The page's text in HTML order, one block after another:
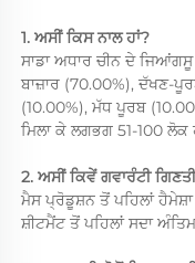
1. ਅਸੀਂ ਕਿਸ ਨਾਲ ਹਾਂ?
ਸਾਡਾ ਅਧਾਰ ਚੀਨ ਦੇ
ਬਾਜ਼ਾਰ (70.00%), ਦੱਖਣ-
(10.00%), ਮੱਧ ਪੂਰਬ
ਮਿਲਾ ਕੇ ਲਗਭਗ 51-100 ਲੋਕ
2. ਅਸੀਂ ਕਿਵੇਂ ਗਵਾਰੰਟੀ
ਮੈਸ ਪ੍ਰੋਡੂਸ਼ਨ ਤੋਂ ਪਹਿਲਾਂ
ਸ਼ੀਟਮੈਂਟ ਤੋਂ ਪਹਿਲਾਂ ਸਦਾ